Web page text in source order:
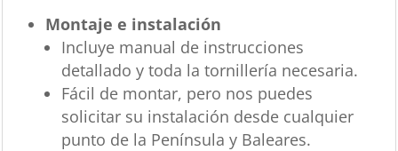
Montaje e instalación
Incluye manual de instrucciones
detallado y toda la tornillería necesaria.
Fácil de montar, pero nos puedes
solicitar su instalación desde cualquier
punto de la Península y Baleares.